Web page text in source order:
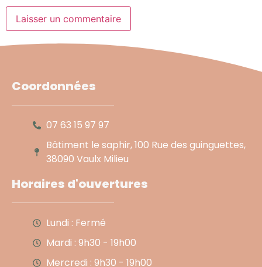
Coordonnées
07 63 15 97 97
Bâtiment le saphir, 100 Rue des guinguettes,
38090 Vaulx Milieu
Horaires d'ouvertures
Lundi : Fermé
Mardi : 9h30 - 19h00
Mercredi : 9h30 - 19h00